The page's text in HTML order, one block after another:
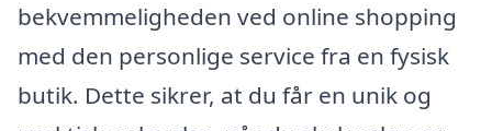
bekvemmeligheden ved online shopping
med den personlige service fra en fysisk
butik. Dette sikrer, at du får en unik og